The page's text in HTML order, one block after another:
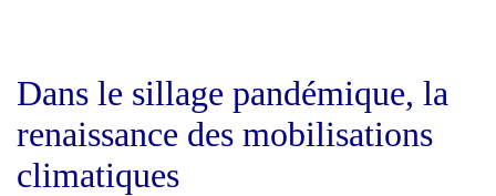
Dans le sillage pandémique, la
renaissance des mobilisations
climatiques